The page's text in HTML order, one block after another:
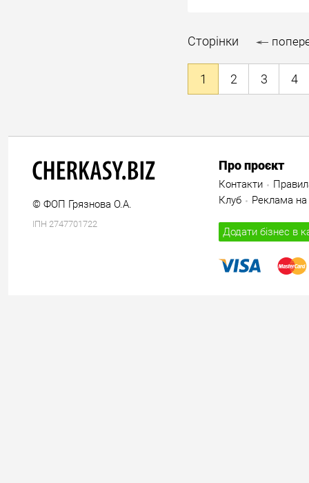
Сторінки
1 2 3 4
© ФОП Грязнова О.А.
ІПН 2747701722
Про проєкт
Контакти
Клуб
Реклама на
Додати бізнес в